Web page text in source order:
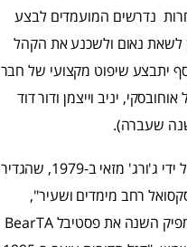
נדרשים המועמדים לבצע
לשאת נאום ולשכנע את הקהל
יתבצע שיפוט מקצועי של חבר
יניב וייצמן ודור דוד
שעברה).
"המונח דוב נטבע על ידי ג'ורג' מזאי ב-1979, שהגדיר
רחב מימדים ושעיר",
מסביר נועם רוט, שמפיק השנה את פסטיבל BearTA